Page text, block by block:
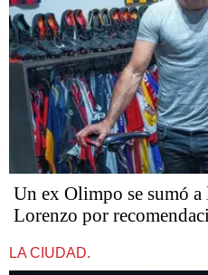
Un ex Olimpo se sumó a
Lorenzo por
LA CIUDAD.